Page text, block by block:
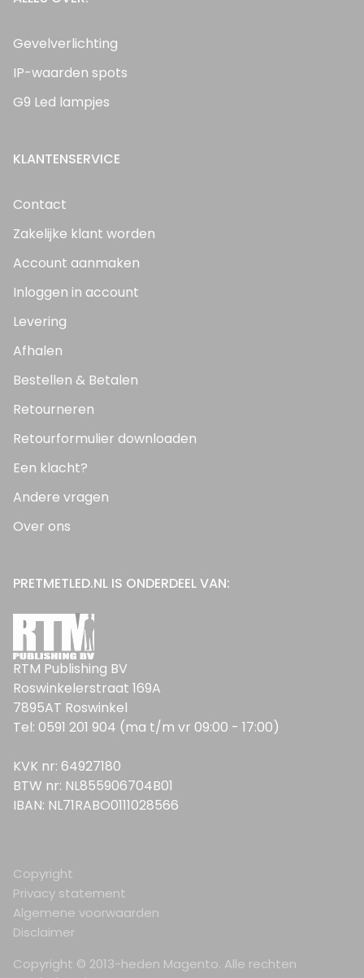
Gevelverlichting
IP-waarden spots
G9 Led lampjes
KLANTENSERVICE
Contact
Zakelijke klant worden
Account aanmaken
Inloggen in account
Levering
Afhalen
Bestellen & Betalen
Retourneren
Retourformulier downloaden
Een klacht?
Andere vragen
Over ons
PRETMETLED.NL IS ONDERDEEL VAN:
RTM Publishing BV
Roswinkelerstraat 169A
7895AT Roswinkel
Tel: 0591 201 904 (ma t/m vr 09:00 - 17:00)
KVK nr: 64927180
BTW nr: NL855906704B01
IBAN: NL71RABO0111028566
Copyright © 2013-heden Magento. Alle rechten
Copyright
Privacy statement
Algemene voorwaarden
Disclaimer